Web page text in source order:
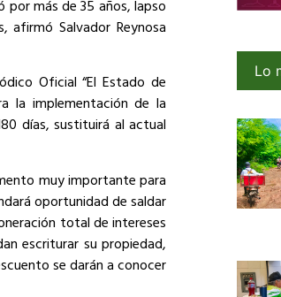
por más de 35 años, lapso
afirmó Salvador Reynosa
Oficial “El Estado de
la implementación de la
días, sustituirá al actual
muy importante para
oportunidad de saldar
total de intereses
escriturar su propiedad,
se darán a conocer
Lo